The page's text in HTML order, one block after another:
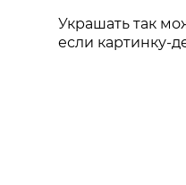
Украшать так
если картинку-